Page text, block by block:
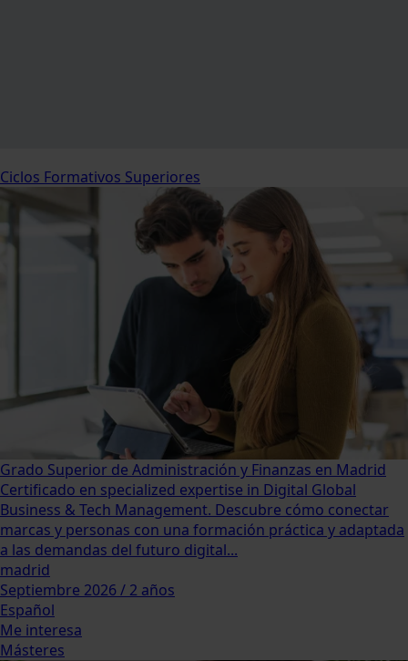
Ciclos Formativos Superiores
Grado Superior de Administración y Finanzas en Madrid
Certificado en specialized expertise in Digital Global
Business & Tech Management. Descubre cómo conectar
marcas y personas con una formación práctica y adaptada
a las demandas del futuro digital...
madrid
Septiembre 2026 / 2 años
Español
Me interesa
Másteres